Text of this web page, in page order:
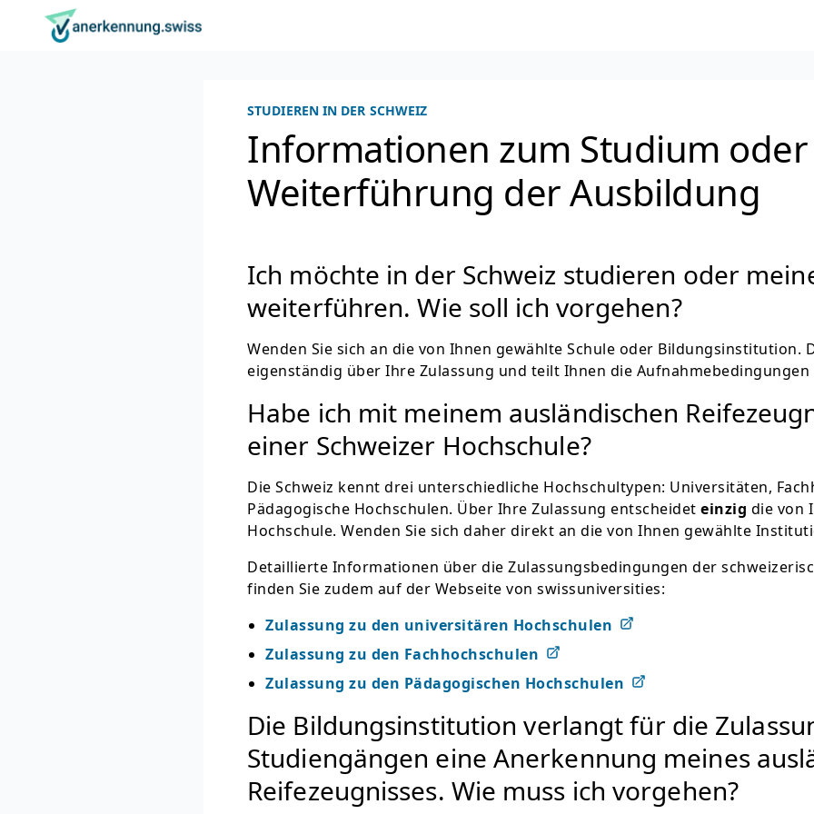
Navigieren auf anerkennung.swiss
Zum Inhalt
Spracheinstellung
Hauptnavigation
Zur Startseite
STUDIEREN IN DER SCHWEIZ
Informationen zum Studium oder
Weiterführung der Ausbildung
Ich möchte in der Schweiz studieren oder
weiterführen. Wie soll ich vorgehen?
Wenden Sie sich an die von Ihnen gewählte Schule oder Bildungsinstitution.
eigenständig über Ihre Zulassung und teilt Ihnen die Aufnahmebedingungen
Habe ich mit meinem ausländischen
einer Schweizer Hochschule?
Die Schweiz kennt drei unterschiedliche Hochschultypen: Universitäten,
Pädagogische Hochschulen. Über Ihre Zulassung entscheidet einzig die von
Hochschule. Wenden Sie sich daher direkt an die von Ihnen gewählte
Detaillierte Informationen über die Zulassungsbedingungen der
finden Sie zudem auf der Webseite von swissuniversities:
Zulassung zu den universitären Hochschulen
Zulassung zu den Fachhochschulen
Zulassung zu den Pädagogischen Hochschulen
Die Bildungsinstitution verlangt für die
Studiengängen eine Anerkennung meines
Reifezeugnisses. Wie muss ich vorgehen?